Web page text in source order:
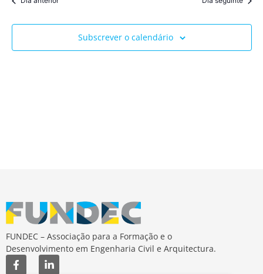
e
de
Subscrever o calendário
FUNDEC – Associação para a Formação e o
Desenvolvimento em Engenharia Civil e Arquitectura.